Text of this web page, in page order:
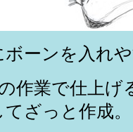
ボーンを入れ
作業で仕上
ざっと作成。